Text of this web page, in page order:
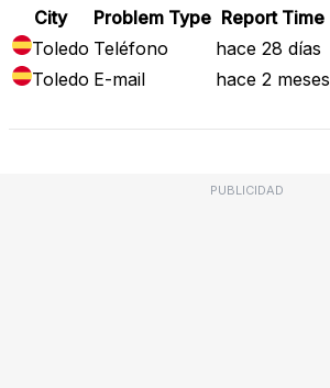
City Problem Type Report Time
Toledo Teléfono
hace 28 días
Toledo E-mail hace 2 meses
PUBLICIDAD